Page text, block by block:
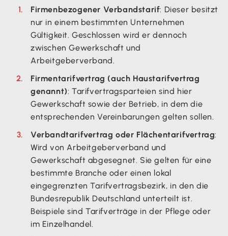
Firmenbezogener Verbandstarif: Dieser besitzt
nur in einem bestimmten Unternehmen
Gültigkeit. Geschlossen wird er dennoch
zwischen Gewerkschaft und
Arbeitgeberverband.
Firmentarifvertrag (auch Haustarifvertrag
genannt): Tarifvertragsparteien sind hier
Gewerkschaft sowie der Betrieb, in dem die
entsprechenden Vereinbarungen gelten sollen.
Verbandtarifvertrag oder Flächentarifvertrag:
Wird von Arbeitgeberverband und
Gewerkschaft abgesegnet. Sie gelten für eine
bestimmte Branche oder einen lokal
eingegrenzten Tarifvertragsbezirk, in den die
Bundesrepublik Deutschland unterteilt ist.
Beispiele sind Tarifverträge in der Pflege oder
im Einzelhandel.